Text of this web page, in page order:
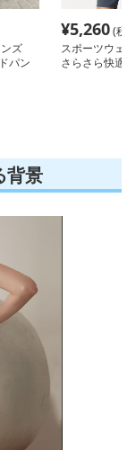
ズ
パン
¥5,260(税
スポーツウェ
さらさら快適
背景